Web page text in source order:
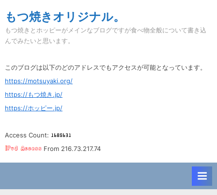
to
content
もつ焼きオリジナル。
もつ焼きとホッピーがメインなブログですが食べ物全般について書き込
んでみたいと思います。
このブログは以下のどのアドレスでもアクセスが可能となっています。
https://motsuyaki.org/
https://もつ焼き.jp/
https://ホッピー.jp/
Access Count:
From 216.73.217.74